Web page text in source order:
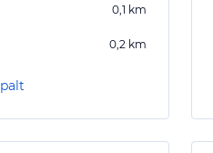
0,1 km
0,2 km